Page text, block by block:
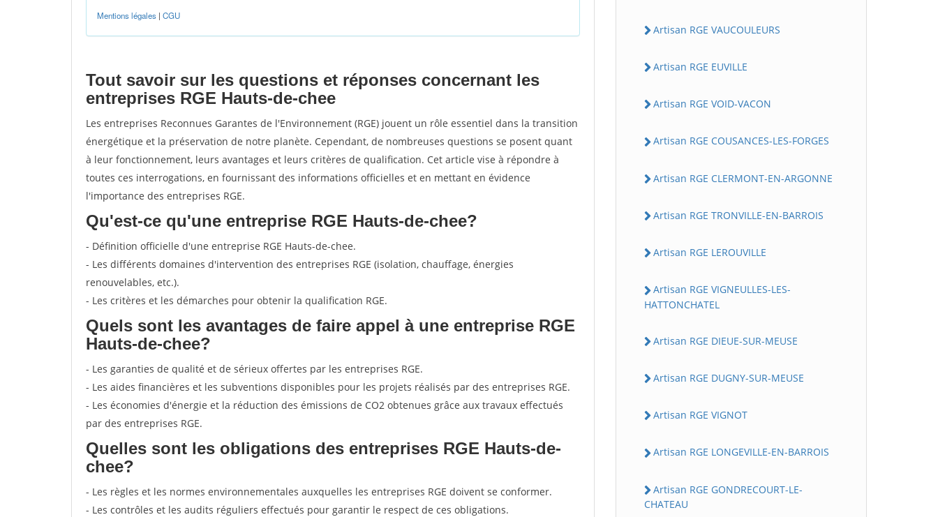
Tout savoir sur les questions et réponses concernant les
entreprises RGE Hauts-de-chee
Les entreprises Reconnues Garantes de l'Environnement (RGE) jouent un rôle essentiel dans la transition
énergétique et la préservation de notre planète. Cependant, de nombreuses questions se posent quant
à leur fonctionnement, leurs avantages et leurs critères de qualification. Cet article vise à répondre à
toutes ces interrogations, en fournissant des informations officielles et en mettant en évidence
l'importance des entreprises RGE.
Qu'est-ce qu'une entreprise RGE Hauts-de-chee?
- Définition officielle d'une entreprise RGE Hauts-de-chee.
- Les différents domaines d'intervention des entreprises RGE (isolation, chauffage, énergies
renouvelables, etc.).
- Les critères et les démarches pour obtenir la qualification RGE.
Quels sont les avantages de faire appel à une entreprise RGE
Hauts-de-chee?
- Les garanties de qualité et de sérieux offertes par les entreprises RGE.
- Les aides financières et les subventions disponibles pour les projets réalisés par des entreprises RGE.
- Les économies d'énergie et la réduction des émissions de CO2 obtenues grâce aux travaux effectués
par des entreprises RGE.
Quelles sont les obligations des entreprises RGE Hauts-de-
chee?
- Les règles et les normes environnementales auxquelles les entreprises RGE doivent se conformer.
- Les contrôles et les audits réguliers effectués pour garantir le respect de ces obligations.
Artisan RGE VAUCOULEURS
Artisan RGE EUVILLE
Artisan RGE VOID-VACON
Artisan RGE COUSANCES-LES-FORGES
Artisan RGE CLERMONT-EN-ARGONNE
Artisan RGE TRONVILLE-EN-BARROIS
Artisan RGE LEROUVILLE
Artisan RGE VIGNEULLES-LES-
HATTONCHATEL
Artisan RGE DIEUE-SUR-MEUSE
Artisan RGE DUGNY-SUR-MEUSE
Artisan RGE VIGNOT
Artisan RGE LONGEVILLE-EN-BARROIS
Artisan RGE GONDRECOURT-LE-
CHATEAU